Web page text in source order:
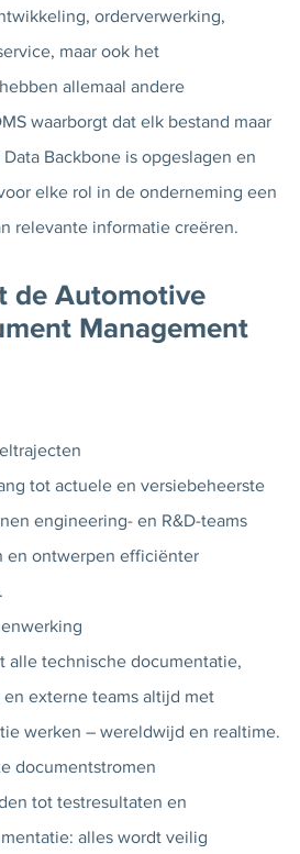
orderverwerking,
maar ook het
allemaal andere
waarborgt dat elk bestand maar
Backbone is opgeslagen en
elke rol in de onderneming een
relevante informatie creëren.
de Automotive
Management
tot actuele en versiebeheerste
engineering- en R&D-teams
en ontwerpen efficiënter
alle technische documentatie,
externe teams altijd met
werken – wereldwijd en realtime.
documentstromen
tot testresultaten en
alles wordt veilig